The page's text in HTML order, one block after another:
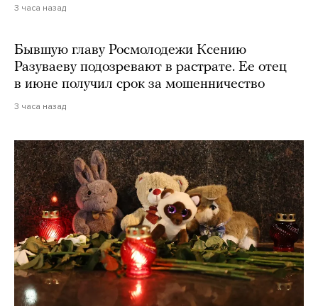
3 часа назад
Бывшую главу Росмолодежи Ксению
Разуваеву подозревают в растрате. Ее отец
в июне получил срок за мошенничество
3 часа назад